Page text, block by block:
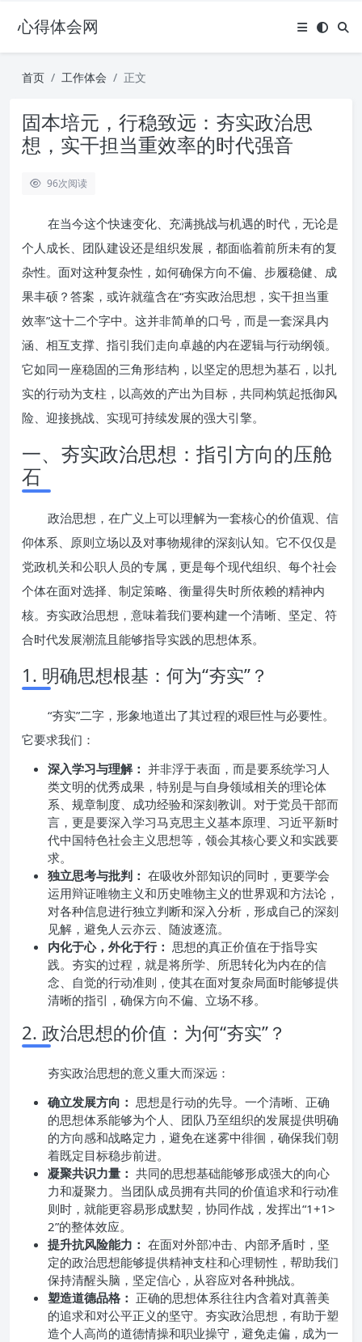
心得体会网
首页 工作体会 正文
固本培元，行稳致远：夯实政治思
想，实干担当重效率的时代强音
96次阅读
在当今这个快速变化、充满挑战与机遇的时代，无论是
个人成长、团队建设还是组织发展，都面临着前所未有的复
杂性。面对这种复杂性，如何确保方向不偏、步履稳健、成
果丰硕？答案，或许就蕴含在“夯实政治思想，实干担当重
效率”这十二个字中。这并非简单的口号，而是一套深具内
涵、相互支撑、指引我们走向卓越的内在逻辑与行动纲领。
它如同一座稳固的三角形结构，以坚定的思想为基石，以扎
实的行动为支柱，以高效的产出为目标，共同构筑起抵御风
险、迎接挑战、实现可持续发展的强大引擎。
一、夯实政治思想：指引方向的压舱
石
政治思想，在广义上可以理解为一套核心的价值观、信
仰体系、原则立场以及对事物规律的深刻认知。它不仅仅是
党政机关和公职人员的专属，更是每个现代组织、每个社会
个体在面对选择、制定策略、衡量得失时所依赖的精神内
核。夯实政治思想，意味着我们要构建一个清晰、坚定、符
合时代发展潮流且能够指导实践的思想体系。
1. 明确思想根基：何为“夯实”？
“夯实”二字，形象地道出了其过程的艰巨性与必要性。
它要求我们：
深入学习与理解： 并非浮于表面，而是要系统学习人
类文明的优秀成果，特别是与自身领域相关的理论体
系、规章制度、成功经验和深刻教训。对于党员干部而
言，更是要深入学习马克思主义基本原理、习近平新时
代中国特色社会主义思想等，领会其核心要义和实践要
求。
独立思考与批判： 在吸收外部知识的同时，更要学会
运用辩证唯物主义和历史唯物主义的世界观和方法论，
对各种信息进行独立判断和深入分析，形成自己的深刻
见解，避免人云亦云、随波逐流。
内化于心，外化于行： 思想的真正价值在于指导实
践。夯实的过程，就是将所学、所思转化为内在的信
念、自觉的行动准则，使其在面对复杂局面时能够提供
清晰的指引，确保方向不偏、立场不移。
2. 政治思想的价值：为何“夯实”？
夯实政治思想的意义重大而深远：
确立发展方向： 思想是行动的先导。一个清晰、正确
的思想体系能够为个人、团队乃至组织的发展提供明确
的方向感和战略定力，避免在迷雾中徘徊，确保我们朝
着既定目标稳步前进。
凝聚共识力量： 共同的思想基础能够形成强大的向心
力和凝聚力。当团队成员拥有共同的价值追求和行动准
则时，就能更容易形成默契，协同作战，发挥出“1+1>
2”的整体效应。
提升抗风险能力： 在面对外部冲击、内部矛盾时，坚
定的政治思想能够提供精神支柱和心理韧性，帮助我们
保持清醒头脑，坚定信心，从容应对各种挑战。
塑造道德品格： 正确的思想体系往往内含着对真善美
的追求和对公平正义的坚守。夯实政治思想，有助于塑
造个人高尚的道德情操和职业操守，避免走偏，成为一